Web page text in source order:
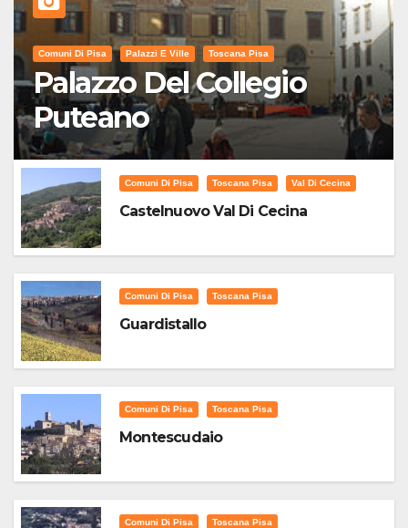
Comuni Di Pisa Palazzi E Ville Toscana Pisa
Palazzo Del Collegio
Puteano
Comuni Di Pisa Toscana Pisa Val Di Cecina
Castelnuovo Val Di Cecina
Comuni Di Pisa Toscana Pisa
Guardistallo
Comuni Di Pisa Toscana Pisa
Montescudaio
Comuni Di Pisa Toscana Pisa